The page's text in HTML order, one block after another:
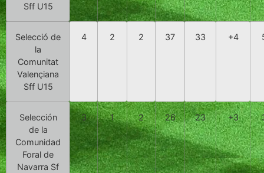
Sff U15
Selecció de
la
Comunitat
Valençiana
Sff U15
4 2 2 37 33 +4
Selección
de la
Comunidad
Foral de
Navarra Sf
3 1 2 26 23 +3